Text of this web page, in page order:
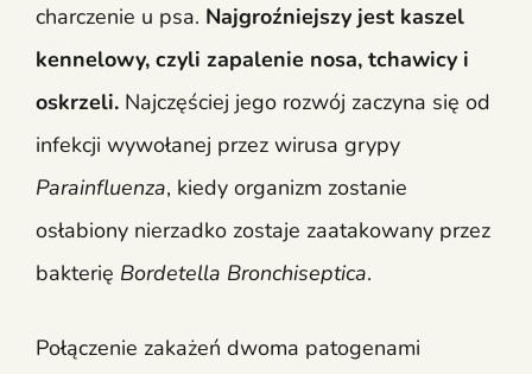
charczenie u psa. Najgroźniejszy jest kaszel
kennelowy, czyli zapalenie nosa, tchawicy i
oskrzeli. Najczęściej jego rozwój zaczyna się od
infekcji wywołanej przez wirusa grypy
Parainfluenza, kiedy organizm zostanie
osłabiony nierzadko zostaje zaatakowany przez
bakterię Bordetella Bronchiseptica.
Połączenie zakażeń dwoma patogenami